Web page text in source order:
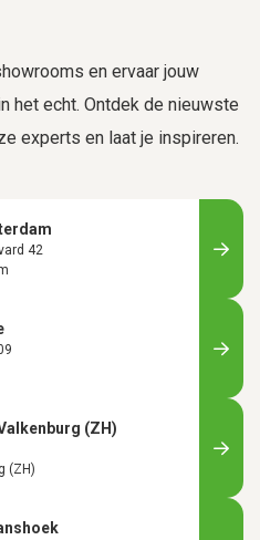
en ervaar jouw
het echt. Ontdek de nieuwste
experts en laat je inspireren.
42
(ZH)
(ZH)